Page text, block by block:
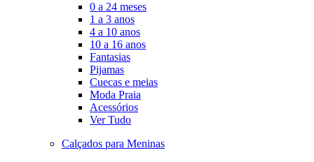
0 a 24 meses
1 a 3 anos
4 a 10 anos
10 a 16 anos
Fantasias
Pijamas
Cuecas e meias
Moda Praia
Acessórios
Ver Tudo
Calçados para Meninas